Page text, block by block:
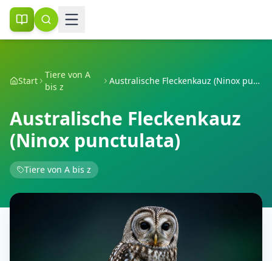
Start
Tiere von A
bis z
Australische Fleckenkauz (Ninox punctulata)
Australische Fleckenkauz
(Ninox punctulata)
Tiere von A bis z